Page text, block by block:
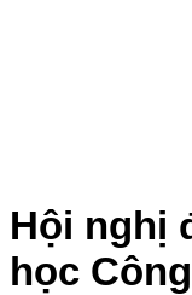
Hội nghị
học